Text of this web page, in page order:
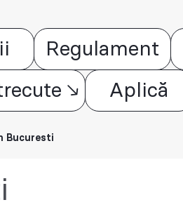
Regulament
Aplică
Bucuresti